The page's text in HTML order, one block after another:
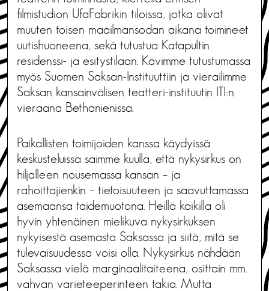
filmistudion UfaFabrikin tiloissa, jotka olivat
muuten toisen maailmansodan aikana toimineet
uutishuoneena, sekä tutustua Katapultin
residenssi- ja esitystilaan. Kävimme tutustumassa
myös Suomen Saksan-Instituuttiin ja vierailimme
Saksan kansainvälisen teatteri-instituutin ITI:n
vieraana Bethanienissa.
Paikallisten toimijoiden kanssa käydyissä
keskusteluissa saimme kuulla, että nykysirkus on
hiljalleen nousemassa kansan – ja
rahoittajienkin – tietoisuuteen ja saavuttamassa
asemaansa taidemuotona. Heillä kaikilla oli
hyvin yhtenäinen mielikuva nykysirkuksen
nykyisestä asemasta Saksassa ja siitä, mitä se
tulevaisuudessa voisi olla. Nykysirkus nähdään
Saksassa vielä marginaalitaiteena, osittain mm.
vahvan varieteeperinteen takia. Mutta